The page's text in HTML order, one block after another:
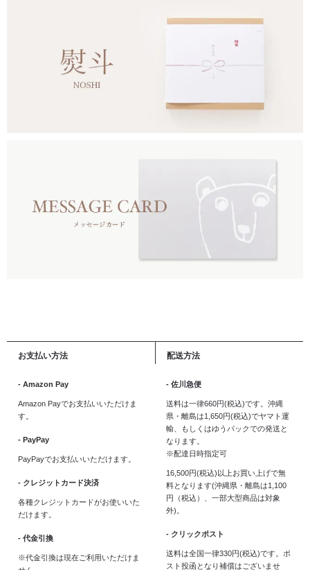
お支払い方法
- Amazon Pay
Amazon Payでお支払いいただけま
す。
- PayPay
PayPayでお支払いいただけます。
- クレジットカード決済
各種クレジットカードがお使いいた
だけます。
- 代金引換
※代金引換は現在ご利用いただけま
配送方法
- 佐川急便
送料は一律660円(税込)です。沖縄
県・離島は1,650円(税込)でヤマト運
輸、もしくはゆうパックでの発送と
なります。
※配達日時指定可
16,500円(税込)以上お買い上げで無
料となります(沖縄県・離島は1,100
円（税込）、一部大型商品は対象
外)。
- クリックポスト
送料は全国一律330円(税込)です。ポ
スト投函となり補償はございませ